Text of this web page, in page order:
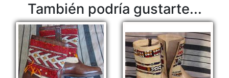
También podría gustarte...